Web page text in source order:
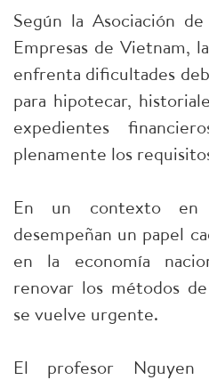
Según la Asociación
Empresas de Vietnam,
enfrenta dificultades
para hipotecar,
expedientes
plenamente los
En un contexto
desempeñan un papel
en la economía
renovar los métodos
se vuelve urgente.
El profesor